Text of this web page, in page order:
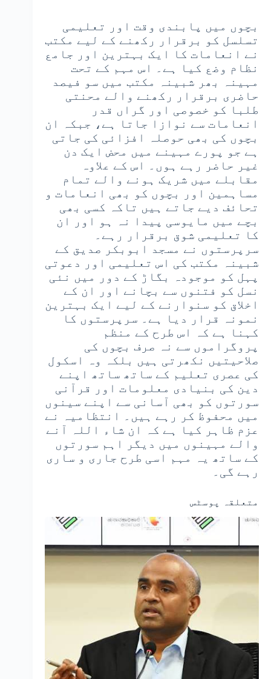
بچوں میں پابندی وقت اور تعلیمی
تسلسل کو برقرار رکھنے کے لیے مکتب
نے انعامات کا ایک بہترین اور جامع
نظام وضع کیا ہے۔ اس مہم کے تحت
مہینہ بھر شبینہ مکتب میں سو فیصد
حاضری برقرار رکھنے والے محنتی
طلبا کو خصوصی اور گراں قدر
انعامات سے نوازا جاتا ہے، جبکہ ان
بچوں کی بھی حوصلہ افزائی کی جاتی
ہے جو پورے مہینے میں محض ایک دن
غیر حاضر رہے ہوں۔ اس کے علاوہ
مقابلے میں شریک ہونے والے تمام
مساہمین اور بچوں کو بھی انعامات و
تحائف دیے جاتے ہیں تاکہ کسی بھی
بچے میں مایوسی پیدا نہ ہو اور ان
کا تعلیمی شوق برقرار رہے۔
سرپرستوں نے مسجد ابوبکر صدیق کے
شبینہ مکتب کی اس تعلیمی اور دعوتی
پہل کو موجودہ بگاڑ کے دور میں نئی
نسل کو فتنوں سے بچانے اور ان کے
اخلاق کو سنوارنے کے لیے ایک بہترین
نمونہ قرار دیا ہے۔ سرپرستوں کا
کہنا ہے کہ اس طرح کے منظم
پروگراموں سے نہ صرف بچوں کی
صلاحیتیں نکھرتی ہیں بلکہ وہ اسکول
کی عصری تعلیم کے ساتھ ساتھ اپنے
دین کی بنیادی معلومات اور قرآنی
سورتوں کو بھی آسانی سے اپنے سینوں
میں محفوظ کر رہے ہیں۔ انتظامیہ نے
عزم ظاہر کیا ہے کہ ان شاء اللہ آنے
والے مہینوں میں دیگر اہم سورتوں
کے ساتھ یہ مہم اسی طرح جاری و ساری
رہے گی۔
متعلقہ پوسٹس